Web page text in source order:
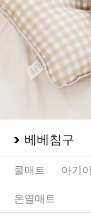
베베침구
쿨매트 아기
온열매트